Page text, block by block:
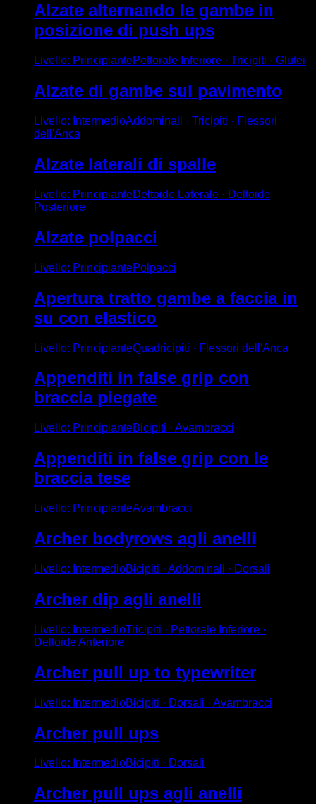
Alzate alternando le gambe in
posizione di push ups
Livello: PrincipiantePettorale Inferiore · Tricipiti · Glutei
Alzate di gambe sul pavimento
Livello: IntermedioAddominali · Tricipiti · Flessori
dell'Anca
Alzate laterali di spalle
Livello: PrincipianteDeltoide Laterale · Deltoide
Posteriore
Alzate polpacci
Livello: PrincipiantePolpacci
Apertura tratto gambe a faccia in
su con elastico
Livello: PrincipianteQuadricipiti · Flessori dell'Anca
Appenditi in false grip con
braccia piegate
Livello: PrincipianteBicipiti · Avambracci
Appenditi in false grip con le
braccia tese
Livello: PrincipianteAvambracci
Archer bodyrows agli anelli
Livello: IntermedioBicipiti · Addominali · Dorsali
Archer dip agli anelli
Livello: IntermedioTricipiti · Pettorale Inferiore ·
Deltoide Anteriore
Archer pull up to typewriter
Livello: IntermedioBicipiti · Dorsali · Avambracci
Archer pull ups
Livello: IntermedioBicipiti · Dorsali
Archer pull ups agli anelli